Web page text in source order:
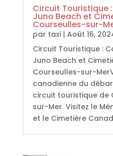
Circuit Touristique
Juno Beach et
Courseulles-sur-
par taxi| Août 16,
Circuit Touristique :
Juno Beach et
Courseulles-sur-
canadienne du
circuit touristique de
sur-Mer. Visitez le
et le Cimetière